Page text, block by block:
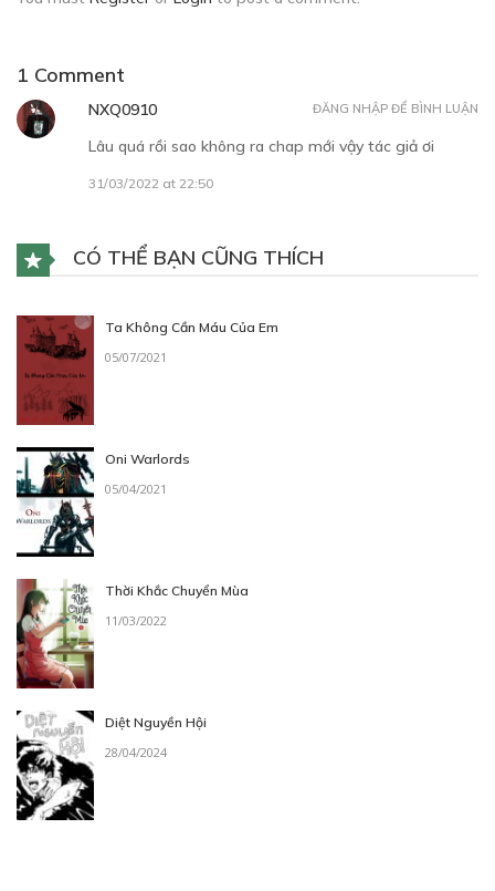
1 Comment
NXQ0910
Lâu quá rồi sao không ra chap mới vậy tác giả ơi
31/03/2022 at 22:50
ĐĂNG NHẬP ĐỂ BÌNH LUẬN
CÓ THỂ BẠN CŨNG THÍCH
Ta Không Cần Máu Của Em
05/07/2021
Oni Warlords
05/04/2021
Thời Khắc Chuyển Mùa
11/03/2022
Diệt Nguyền Hội
28/04/2024